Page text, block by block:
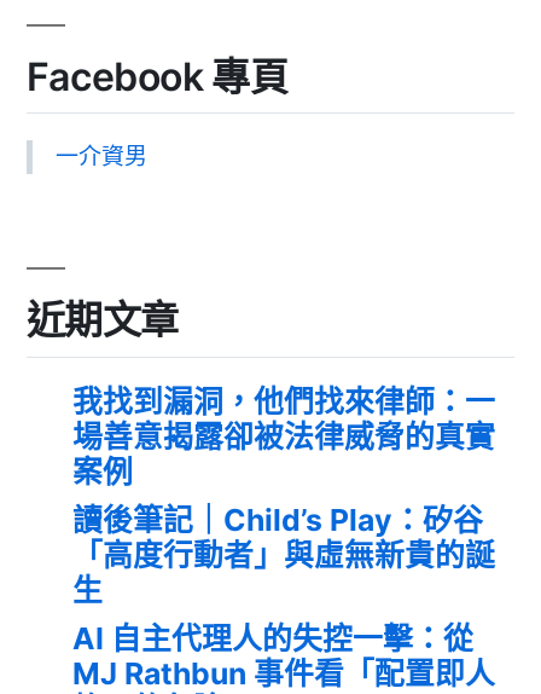
Facebook 專頁
一介資男
近期文章
我找到漏洞，他們找來律師：一
場善意揭露卻被法律威脅的真實
案例
讀後筆記｜Child’s Play：矽谷
「高度行動者」與虛無新貴的誕
生
AI 自主代理人的失控一擊：從
MJ Rathbun 事件看「配置即人